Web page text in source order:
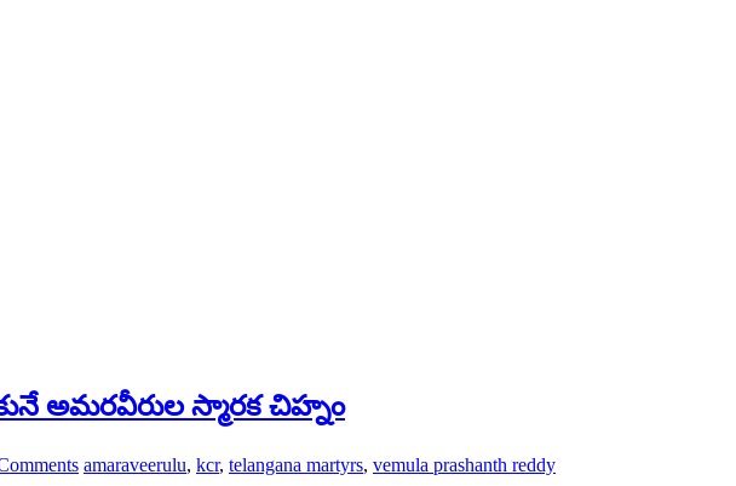
అమరవీరుల స్మారక చిహ్నం
amaraveerulu, kcr, telangana martyrs, vemula prashanth reddy